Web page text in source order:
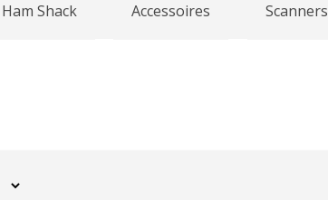
Ham Shack Accessoires Scanners